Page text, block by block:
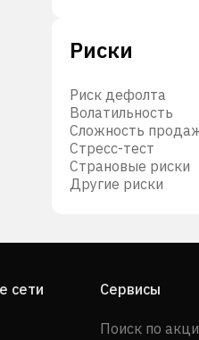
Риски
Риск дефолта
Волатильность
Сложность
Стресс-тест
Страновые риски
Другие риски
сети Сервисы
Поиск по